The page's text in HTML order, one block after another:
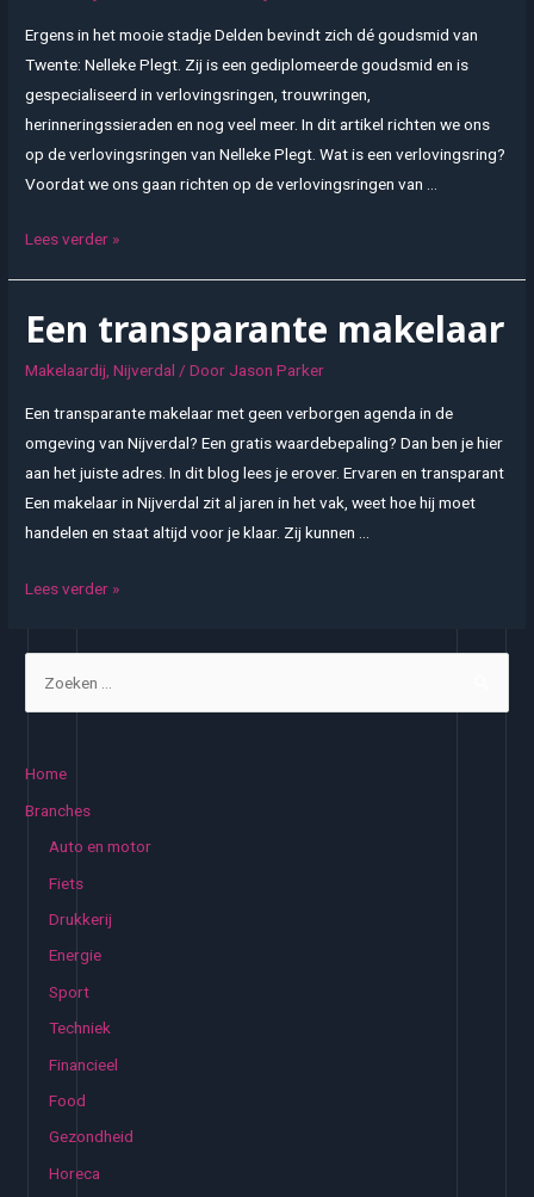
Ergens in het mooie stadje Delden bevindt zich dé goudsmid van
Twente: Nelleke Plegt. Zij is een gediplomeerde goudsmid en is
gespecialiseerd in verlovingsringen, trouwringen,
herinneringssieraden en nog veel meer. In dit artikel richten we ons
op de verlovingsringen van Nelleke Plegt. Wat is een verlovingsring?
Voordat we ons gaan richten op de verlovingsringen van …
Een
Nelleke
Lees verder »
Een transparante makelaar
Makelaardij,Nijverdal / Door Jason Parker
Een transparante makelaar met geen verborgen agenda in de
omgeving van Nijverdal? Een gratis waardebepaling? Dan ben je hier
aan het juiste adres. In dit blog lees je erover. Ervaren en transparant
Een makelaar in Nijverdal zit al jaren in het vak, weet hoe hij moet
handelen en staat altijd voor je klaar. Zij kunnen …
Een
Lees verder »
Home
Branches
Auto en motor
Fiets
Drukkerij
Energie
Sport
Techniek
Financieel
Food
Gezondheid
Horeca